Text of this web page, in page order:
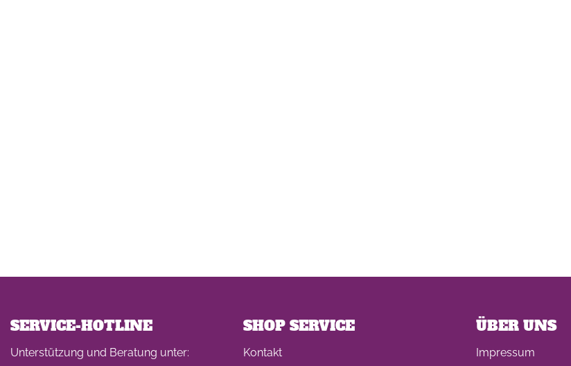
SERVICE-HOTLINE
Unterstützung und Beratung unter:
SHOP SERVICE
Kontakt
ÜBER UNS
Impressum